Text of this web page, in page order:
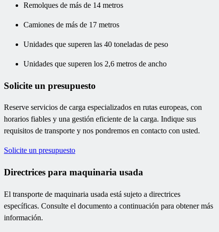
Remolques de más de 14 metros
Camiones de más de 17 metros
Unidades que superen las 40 toneladas de peso
Unidades que superen los 2,6 metros de ancho
Solicite un presupuesto
Reserve servicios de carga especializados en rutas europeas, con
horarios fiables y una gestión eficiente de la carga. Indique sus
requisitos de transporte y nos pondremos en contacto con usted.
Solicite un presupuesto
Directrices para maquinaria usada
El transporte de maquinaria usada está sujeto a directrices
específicas. Consulte el documento a continuación para obtener más
información.